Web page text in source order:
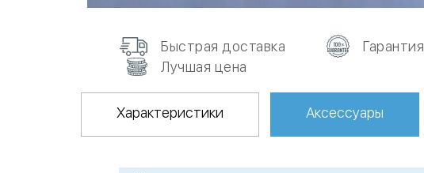
Быстрая доставка Гарантия
Лучшая цена
Характеристики Аксессуары